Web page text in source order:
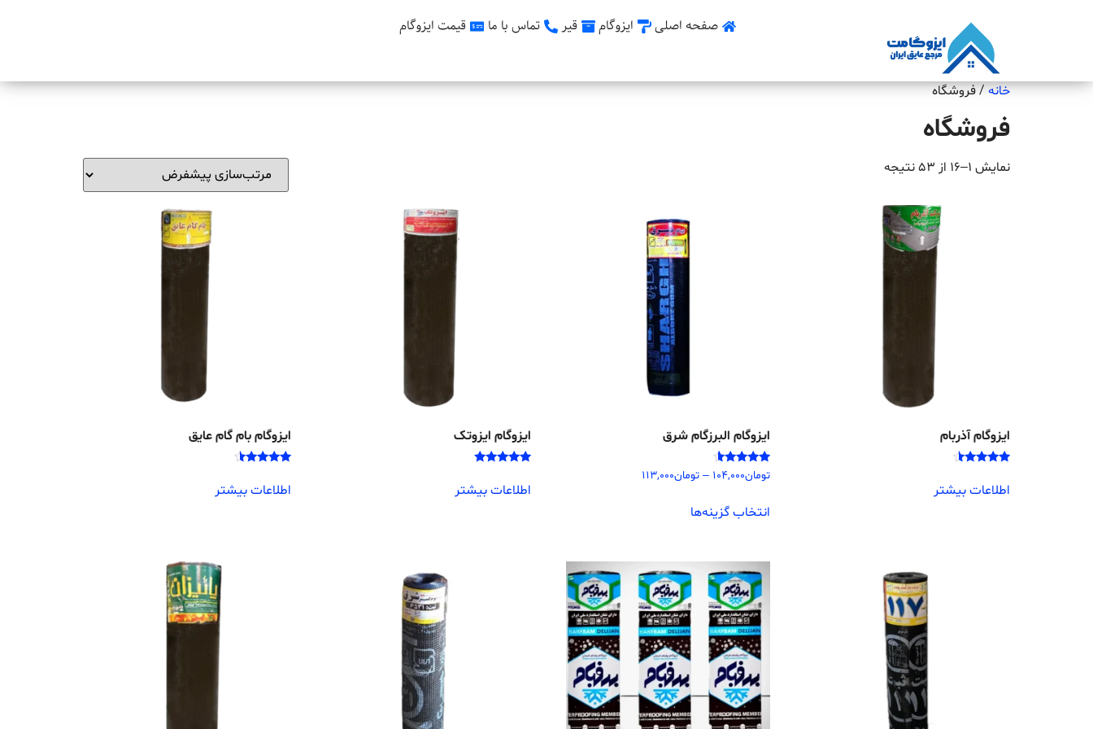
صفحه اصلی ایزوگام قیر تماس با ما قیمت ایزوگام
خانه/ فروشگاه
فروشگاه
نمایش 1–16 از 53 نتیجه
ایزوگام آذربام
4.25
از 5
اطلاعات بیشتر
ایزوگام البرزگام شرق
امتیاز
4.33
تومان104,000
– تومان113,000
انتخاب گزینه‌ها
ایزوگام ایزوتک
5.00
از 5
اطلاعات بیشتر
ایزوگام بام گام عایق
4.25
از 5
اطلاعات بیشتر